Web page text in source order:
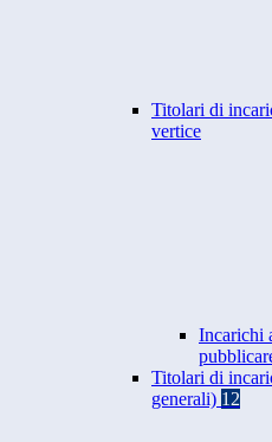
Titolari di
vertice
Incarichi
Titolari di
generali) 12